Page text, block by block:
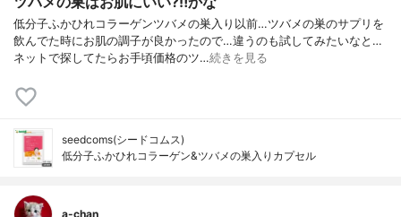
低分子ふかひれコラーゲンツバメの巣入り以前…ツバメの巣のサプリを
飲んでた時にお肌の調子が良かったので…違うのも試してみたいなと…
ネットで探してたらお手頃価格のツ…続きを見る
seedcoms(シードコムス)
低分子ふかひれコラーゲン&ツバメの巣入りカプセル
a-chan